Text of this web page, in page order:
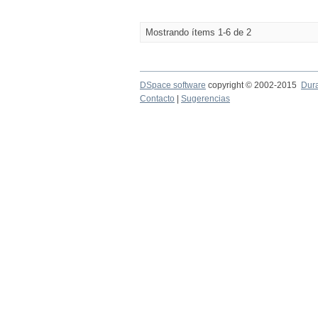
Mostrando ítems 1-6 de 2
DSpace software copyright © 2002-2015
Contacto
Sugerencias